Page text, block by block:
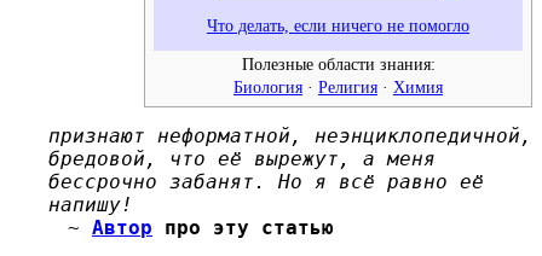
Что делать, если ничего не помогло
Полезные области знания:
Биология · Религия · Химия
признают неформатной, неэнциклопедичной,
бредовой, что её вырежут, а меня
бессрочно забанят. Но я всё равно её
напишу!
~ Автор про эту статью